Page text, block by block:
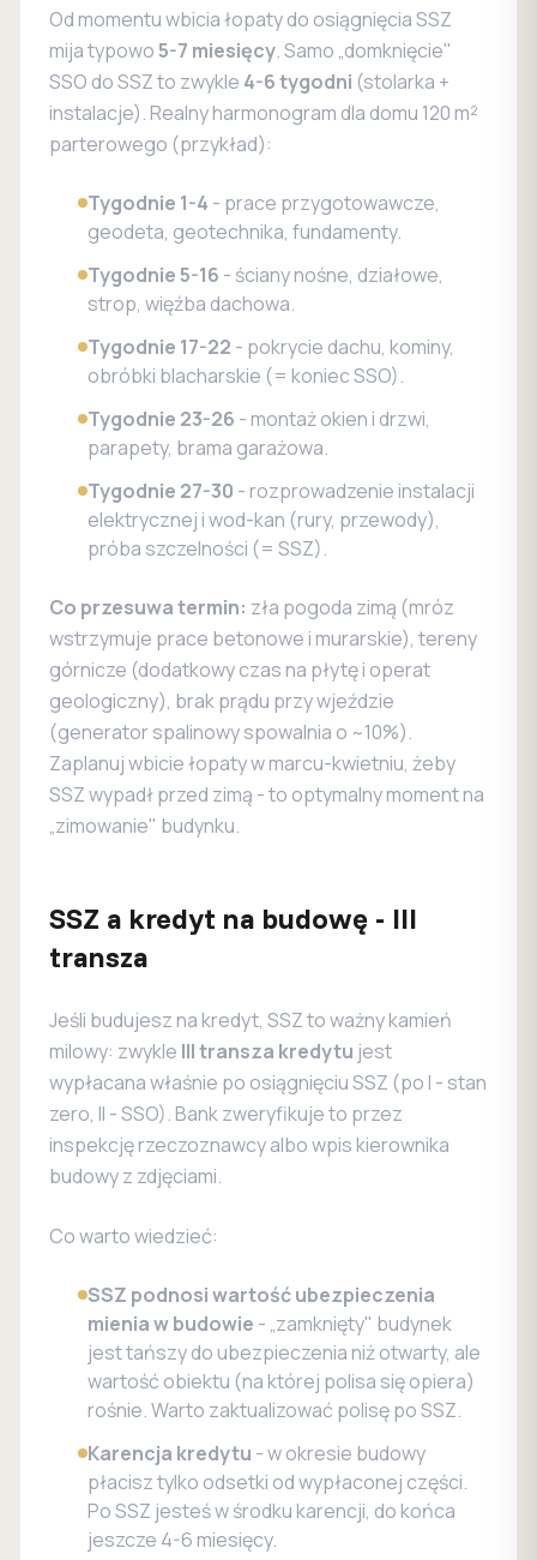
Od momentu wbicia łopaty do osiągnięcia SSZ
mija typowo5-7 miesięcy. Samo „domknięcie"
SSO do SSZ to zwykle 4-6 tygodni (stolarka +
instalacje). Realny harmonogram dla domu 120 m²
parterowego (przykład):
Tygodnie 1-4 - prace przygotowawcze,
geodeta, geotechnika, fundamenty.
Tygodnie 5-16 - ściany nośne, działowe,
strop, więźba dachowa.
Tygodnie 17-22 - pokrycie dachu, kominy,
obróbki blacharskie (= koniec SSO).
Tygodnie 23-26 - montaż okien i drzwi,
parapety, brama garażowa.
Tygodnie 27-30 - rozprowadzenie instalacji
elektrycznej i wod-kan (rury, przewody),
próba szczelności (= SSZ).
Co przesuwa termin: zła pogoda zimą (mróz
wstrzymuje prace betonowe i murarskie), tereny
górnicze (dodatkowy czas na płytę i operat
geologiczny), brak prądu przy wjeździe
(generator spalinowy spowalnia o ~10%).
Zaplanuj wbicie łopaty w marcu-kwietniu, żeby
SSZ wypadł przed zimą - to optymalny moment na
„zimowanie" budynku.
SSZ a kredyt na budowę - III
transza
Jeśli budujesz na kredyt, SSZ to ważny kamień
milowy: zwykle III transza kredytu jest
wypłacana właśnie po osiągnięciu SSZ (po I - stan
zero, II - SSO). Bank zweryfikuje to przez
inspekcję rzeczoznawcy albo wpis kierownika
budowy z zdjęciami.
Co warto wiedzieć:
SSZ podnosi wartość ubezpieczenia
mienia w budowie - „zamknięty" budynek
jest tańszy do ubezpieczenia niż otwarty, ale
wartość obiektu (na której polisa się opiera)
rośnie. Warto zaktualizować polisę po SSZ.
Karencja kredytu - w okresie budowy
płacisz tylko odsetki od wypłaconej części.
Po SSZ jesteś w środku karencji, do końca
jeszcze 4-6 miesięcy.